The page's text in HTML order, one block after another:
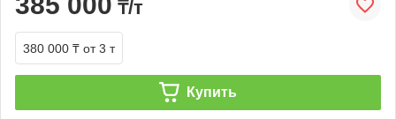
₸/т
380 000 ₸ от 3 т
Купить